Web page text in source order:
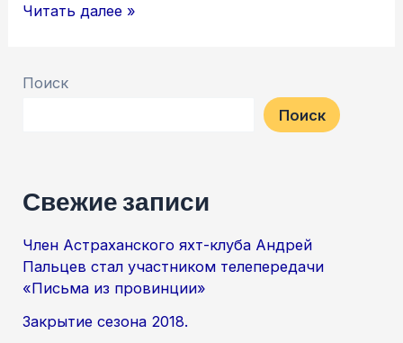
ПАРУСНЫЙ
ОТКРЫТ
Читать далее »
Поиск
Поиск
Свежие записи
Член Астраханского яхт-клуба Андрей
Пальцев стал участником телепередачи
«Письма из провинции»
Закрытие сезона 2018.